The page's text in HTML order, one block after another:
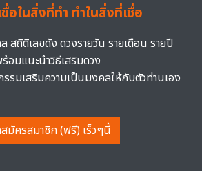
อในสิ่งที่ทำ ทำในสิ่งที่เชื่อ
สถิติเลขดัง ดวงรายวัน รายเดือน รายปี
อมแนะนำวิธีเสริมดวง
รมเสริมความเป็นมงคลให้กับตัวท่านเอง
สมัครสมาชิก (ฟรี) เร็วๆนี้